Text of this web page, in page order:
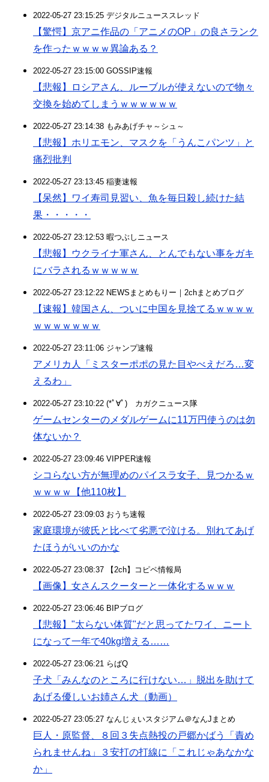
2022-05-27 23:15:25 デジタルニューススレッド
【驚愕】京アニ作品の「アニメのOP」の良さランク
を作ったｗｗｗｗ異論ある？
2022-05-27 23:15:00 GOSSIP速報
【悲報】ロシアさん、ルーブルが使えないので物々
交換を始めてしまうｗｗｗｗｗｗ
2022-05-27 23:14:38 もみあげチャ～シュ～
【悲報】ホリエモン、マスクを「うんこパンツ」と
痛烈批判
2022-05-27 23:13:45 稲妻速報
【呆然】ワイ寿司見習い、魚を毎日殺し続けた結
果・・・・・
2022-05-27 23:12:53 暇つぶしニュース
【悲報】ウクライナ軍さん、とんでもない事をガキ
にバラされるｗｗｗｗｗ
2022-05-27 23:12:22 NEWSまとめもりー｜2chまとめブログ
【速報】韓国さん、ついに中国を見捨てるｗｗｗｗ
ｗｗｗｗｗｗｗ
2022-05-27 23:11:06 ジャンプ速報
アメリカ人「ミスターポポの見た目やべえだろ…変
えるわ」
2022-05-27 23:10:22 (*ﾟ∀ﾟ)ゞカガクニュース隊
ゲームセンターのメダルゲームに11万円使うのは勿
体ないか？
2022-05-27 23:09:46 VIPPER速報
シコらない方が無理めのパイスラ女子、見つかるｗ
ｗｗｗｗ【他110枚】
2022-05-27 23:09:03 おうち速報
家庭環境が彼氏と比べて劣悪で泣ける。別れてあげ
たほうがいいのかな
2022-05-27 23:08:37 【2ch】コピペ情報局
【画像】女さんスクーターと一体化するｗｗｗ
2022-05-27 23:06:46 BIPブログ
【悲報】"太らない体質"だと思ってたワイ、ニート
になって一年で40kg増える……
2022-05-27 23:06:21 らばQ
子犬「みんなのところに行けない…」脱出を助けて
あげる優しいお姉さん犬（動画）
2022-05-27 23:05:27 なんじぇいスタジアム＠なんJまとめ
巨人・原監督、８回３失点熱投の戸郷かばう「責め
られませんね」３安打の打線に「これじゃあなかな
か」